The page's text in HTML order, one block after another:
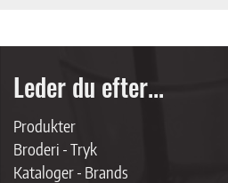
Leder du efter...
Produkter
Broderi - Tryk
Kataloger - Brands